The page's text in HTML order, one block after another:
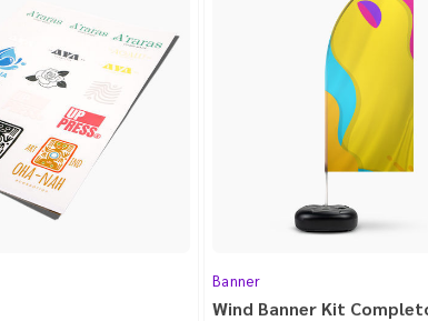
Banner
Wind Banner Kit